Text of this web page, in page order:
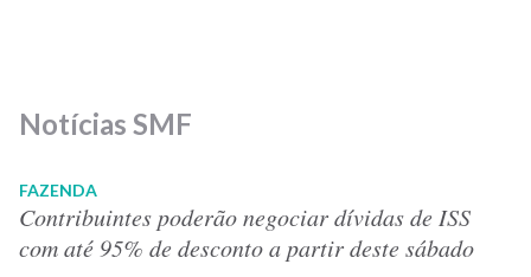
Notícias SMF
FAZENDA
Contribuintes poderão negociar dívidas de ISS
com até 95% de desconto a partir deste sábado